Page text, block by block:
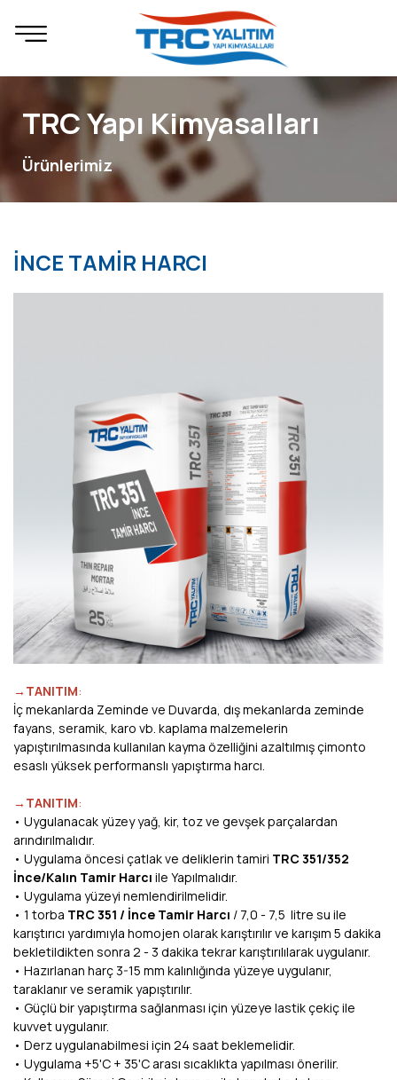
TRC Yapı Kimyasalları
Ürünlerimiz
İNCE TAMİR HARCI
→TANITIM:
İç mekanlarda Zeminde ve Duvarda, dış mekanlarda zeminde
fayans, seramik, karo vb. kaplama malzemelerin
yapıştırılmasında kullanılan kayma özelliğini azaltılmış çimonto
esaslı yüksek performanslı yapıştırma harcı.
→TANITIM:
• Uygulanacak yüzey yağ, kir, toz ve gevşek parçalardan
arındırılmalıdır.
• Uygulama öncesi çatlak ve deliklerin tamiri TRC 351/352
İnce/Kalın Tamir Harcı ile Yapılmalıdır.
• Uygulama yüzeyi nemlendirilmelidir.
• 1 torba TRC 351 / İnce Tamir Harcı / 7,0 - 7,5 litre su ile
karıştırıcı yardımıyla homojen olarak karıştırılır ve karışım 5 dakika
bekletildikten sonra 2 - 3 dakika tekrar karıştırılılarak uygulanır.
• Hazırlanan harç 3-15 mm kalınlığında yüzeye uygulanır,
taraklanır ve seramik yapıştırılır.
• Güçlü bir yapıştırma sağlanması için yüzeye lastik çekiç ile
kuvvet uygulanır.
• Derz uygulanabilmesi için 24 saat beklemelidir.
• Uygulama +5'C + 35'C arası sıcaklıkta yapılması önerilir.